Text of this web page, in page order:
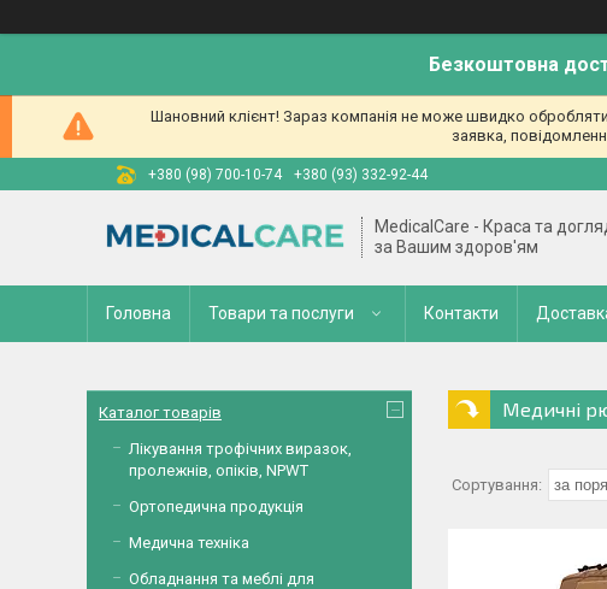
Безкоштовна
Шановний клієнт! Зараз компанія не може швидко
заявка,
+380 (98) 700-10-74 +380 (93) 332-92-44
MedicalCare - Краса та
за Вашим здоров'ям
Головна Товари та послуги Контакти
Медичні
Каталог товарів
Лікування трофічних виразок,
пролежнів, опіків, NPWT
Ортопедична продукція
Медична техніка
Обладнання та меблі для